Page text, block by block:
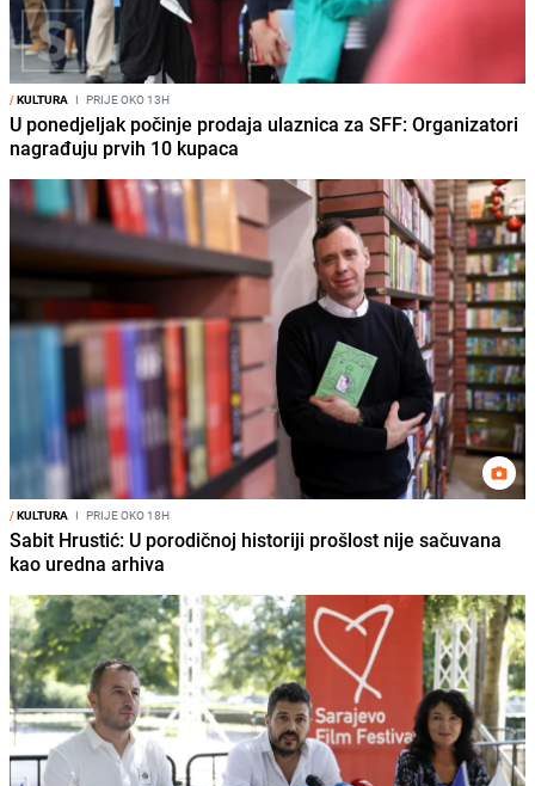
/KULTURA I PRIJE OKO 13H
U ponedjeljak počinje prodaja ulaznica za SFF: Organizatori
nagrađuju prvih 10 kupaca
/KULTURA I PRIJE OKO 18H
Sabit Hrustić: U porodičnoj historiji prošlost nije sačuvana
kao uredna arhiva